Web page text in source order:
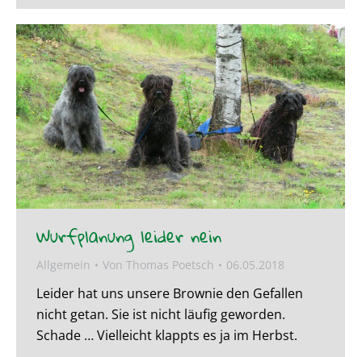
Wurfplanung leider nein
Allgemein Von Thomas Poetsch 06.05.2018
Leider hat uns unsere Brownie den Gefallen
nicht getan. Sie ist nicht läufig geworden.
Schade … Vielleicht klappts es ja im Herbst.